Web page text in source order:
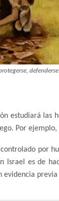
estudiará las
Por
por
es de
evidencia